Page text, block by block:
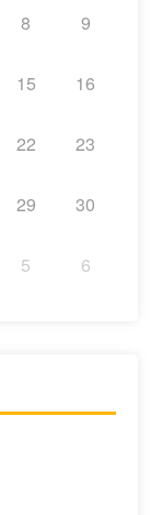
8 9
15 16
22 23
29 30
5 6